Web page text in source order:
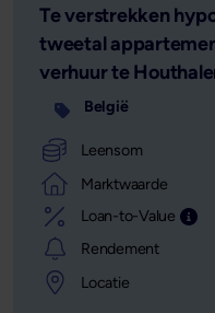
Te verstrekken
tweetal
verhuur te
België
Leensom
Marktwaarde
Loan-to-Value
Rendement
Locatie